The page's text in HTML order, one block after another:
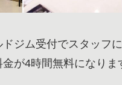
ジム受付でスタッフ
が4時間無料になり